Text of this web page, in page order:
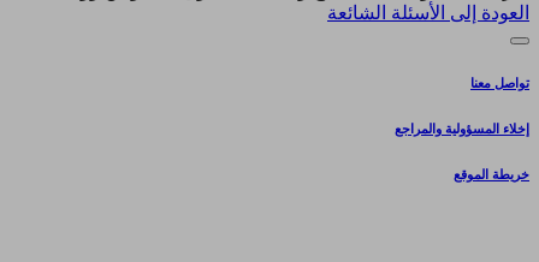
العودة إلى الأسئلة الشائعة
تواصل معنا
إخلاء المسؤولية والمراجع
خريطة الموقع